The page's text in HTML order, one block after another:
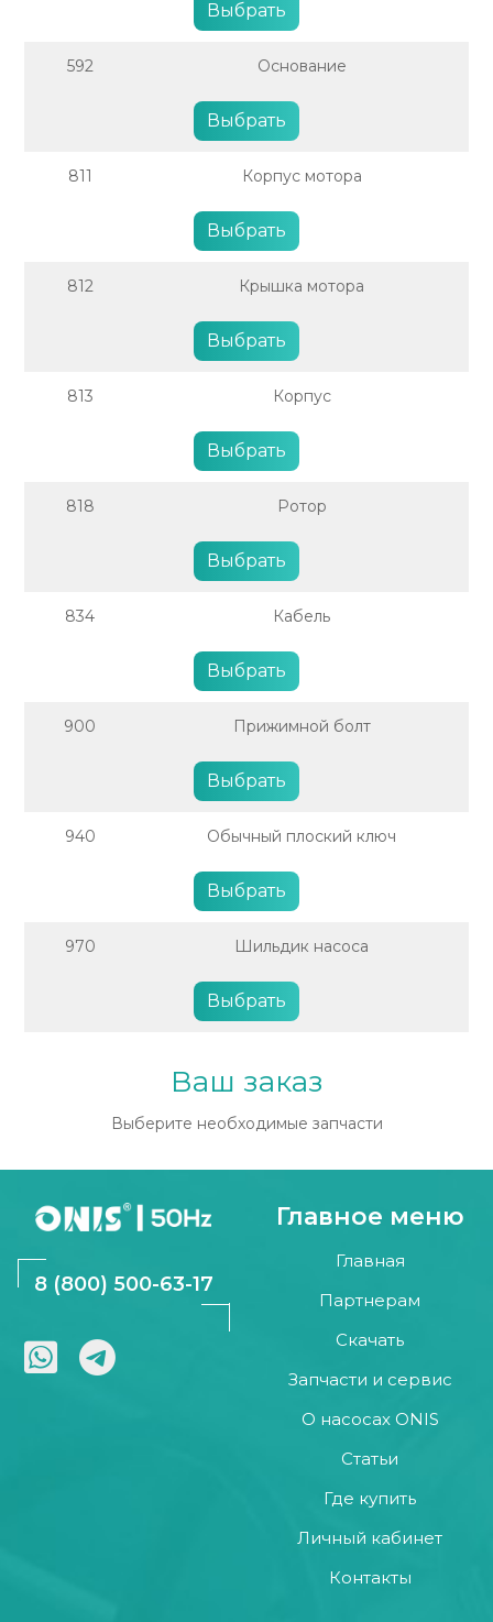
Выбрать
592 Основание
Выбрать
811 Корпус мотора
Выбрать
812 Крышка мотора
Выбрать
813 Корпус
Выбрать
818 Ротор
Выбрать
834 Кабель
Выбрать
900 Прижимной болт
Выбрать
940 Обычный плоский ключ
Выбрать
970 Шильдик насоса
Выбрать
Ваш заказ
Выберите необходимые запчасти
8 (800) 500-63-17
Главное меню
Главная
Партнерам
Скачать
Запчасти и сервис
О насосах ONIS
Статьи
Где купить
Личный кабинет
Контакты